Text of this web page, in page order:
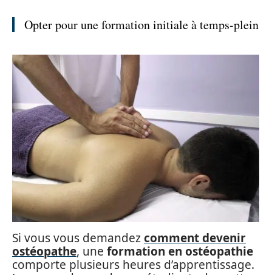
Opter pour une formation initiale à temps-plein
Si vous vous demandezcomment devenir
ostéopathe, une formation en ostéopathie
comporte plusieurs heures d’apprentissage.